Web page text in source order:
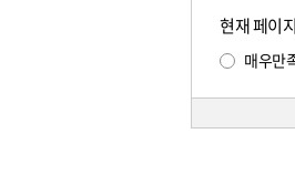
현재 페이
매우만